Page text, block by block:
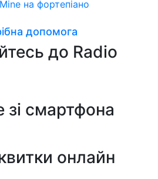
на фортепіано
допомога
до Radio
зі смартфона
онлайн